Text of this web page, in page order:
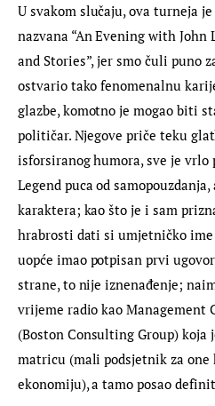
U svakom slučaju, ova turneja
nazvana “An Evening with John
and Stories”, jer smo čuli puno
ostvario tako fenomenalnu
glazbe, komotno je mogao biti
političar. Njegove priče teku
isforsiranog humora, sve je vrlo
Legend puca od
karaktera; kao što je i sam
hrabrosti dati si umjetničko ime
uopće imao potpisan prvi
strane, to nije iznenađenje;
vrijeme radio kao Management
(Boston Consulting Group) koja
matricu (mali podsjetnik za
ekonomiju), a tamo posao